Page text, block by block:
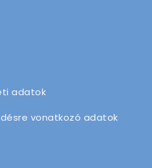
adatok
vonatkozó adatok